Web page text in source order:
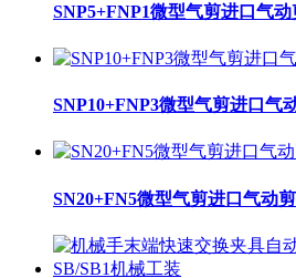
SNP5+FNP1微型气剪进口气
SNP10+FNP3微型气剪进口气
SN20+FN5微型气剪进口气动